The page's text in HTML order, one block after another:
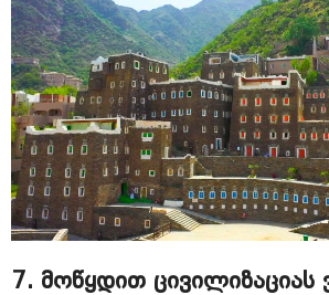
7. მოწყდით ცივილიზაციას